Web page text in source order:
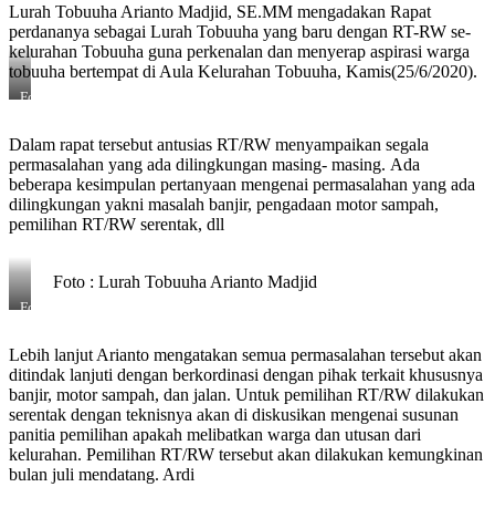
Lurah Tobuuha Arianto Madjid, SE.MM mengadakan Rapat
perdananya sebagai Lurah Tobuuha yang baru dengan RT-RW se-
kelurahan Tobuuha guna perkenalan dan menyerap aspirasi warga
tobuuha bertempat di Aula Kelurahan Tobuuha, Kamis(25/6/2020).
Foto
Dalam rapat tersebut antusias RT/RW menyampaikan segala
permasalahan yang ada dilingkungan masing- masing. Ada
beberapa kesimpulan pertanyaan mengenai permasalahan yang ada
dilingkungan yakni masalah banjir, pengadaan motor sampah,
pemilihan RT/RW serentak, dll
Foto : Lurah Tobuuha Arianto Madjid
Foto
Lebih lanjut Arianto mengatakan semua permasalahan tersebut akan
ditindak lanjuti dengan berkordinasi dengan pihak terkait khususnya
banjir, motor sampah, dan jalan. Untuk pemilihan RT/RW dilakukan
serentak dengan teknisnya akan di diskusikan mengenai susunan
panitia pemilihan apakah melibatkan warga dan utusan dari
kelurahan. Pemilihan RT/RW tersebut akan dilakukan kemungkinan
bulan juli mendatang. Ardi